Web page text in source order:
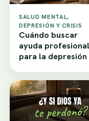
SALUD MENTAL,
DEPRESIÓN Y CRISIS
Cuándo buscar
ayuda profesional
para la depresión